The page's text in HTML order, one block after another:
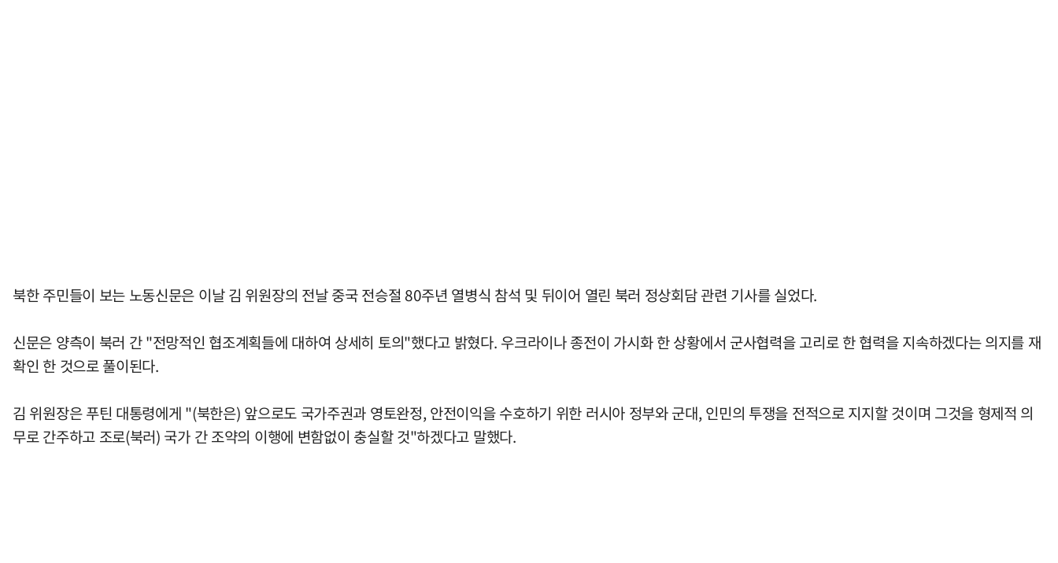
북한 주민들이 보는 노동신문은 이날 김 위원장의 전날 중국 전승절 80주년 열병식 참석 및 뒤이어 열린 북러 정상회담 관련 기사를 실었다.
신문은 양측이 북러 간 "전망적인 협조계획들에 대하여 상세히 토의"했다고 밝혔다. 우크라이나 종전이 가시화 한 상황에서 군사협력을 고리로 한 협력을 지속하겠다는 의지를 재
확인 한 것으로 풀이된다.
김 위원장은 푸틴 대통령에게 "(북한은) 앞으로도 국가주권과 영토완정, 안전이익을 수호하기 위한 러시아 정부와 군대, 인민의 투쟁을 전적으로 지지할 것이며 그것을 형제적 의
무로 간주하고 조로(북러) 국가 간 조약의 이행에 변함없이 충실할 것"하겠다고 말했다.